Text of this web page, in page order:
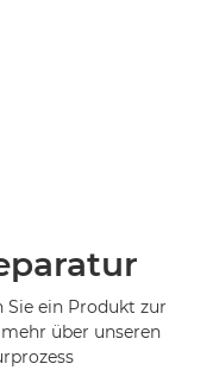
Sie ein Produkt zur
über unseren